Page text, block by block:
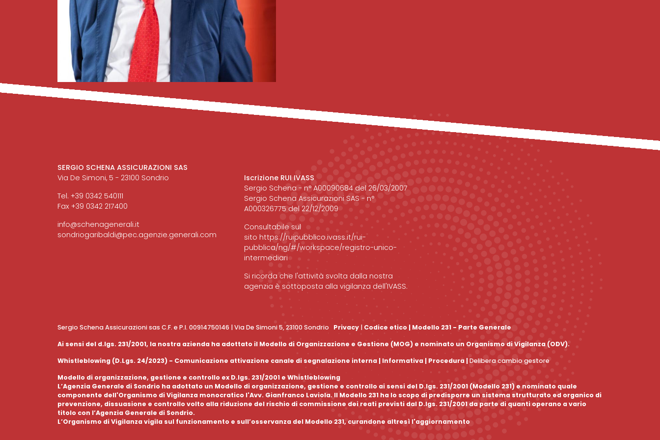
SERGIO SCHENA ASSICURAZIONI SAS
Via De Simoni, 5 - 23100 Sondrio
Tel. +39 0342 540111
Fax +39 0342 217400
info@schenagenerali.it
sondriogaribaldi@pec.agenzie.generali.com
Iscrizione RUI IVASS
Sergio Schena - n° A00090684 del 26/03/2007
Sergio Schena Assicurazioni SAS - n°
A000326775 del 22/12/2009
Consultabile sul
sito https://ruipubblico.ivass.it/rui-
pubblica/ng/#/workspace/registro-unico-
intermediari
Si ricorda che l'attività svolta dalla nostra
agenzia è sottoposta alla vigilanza dell'IVASS.
Sergio Schena Assicurazioni sas C.F. e P.I. 00914750146 | Via De Simoni 5, 23100 Sondrio Privacy | Codice etico | Modello 231 - Parte Generale
Ai sensi del d.lgs. 231/2001, la nostra azienda ha adottato il Modello di Organizzazione e Gestione (MOG) e nominato un Organismo di Vigilanza (ODV).
Whistleblowing (D.Lgs. 24/2023) - Comunicazione attivazione canale di segnalazione interna | Informativa | Procedura |Delibera cambio gestore
Modello di organizzazione, gestione e controllo ex D.lgs. 231/2001 e Whistleblowing
L’Agenzia Generale di Sondrio ha adottato un Modello di organizzazione, gestione e controllo ai sensi del D.lgs. 231/2001 (Modello 231) e nominato quale
componente dell'Organismo di Vigilanza monocratico l'Avv. Gianfranco Laviola. Il Modello 231 ha lo scopo di predisporre un sistema strutturato ed organico di
prevenzione, dissuasione e controllo volto alla riduzione del rischio di commissione dei reati previsti dal D.lgs. 231/2001 da parte di quanti operano a vario
titolo con l’Agenzia Generale di Sondrio.
L’Organismo di Vigilanza vigila sul funzionamento e sull’osservanza del Modello 231, curandone altresì l'aggiornamento